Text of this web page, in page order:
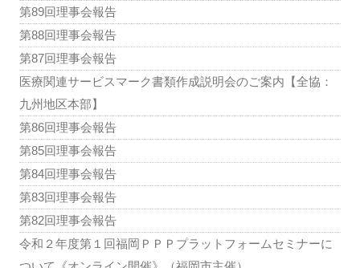
第89回理事会報告
第88回理事会報告
第87回理事会報告
医療関連サービスマーク書類作成説明会のご案内【全協：
九州地区本部】
第86回理事会報告
第85回理事会報告
第84回理事会報告
第83回理事会報告
第82回理事会報告
令和２年度第１回福岡ＰＰＰプラットフォームセミナーに